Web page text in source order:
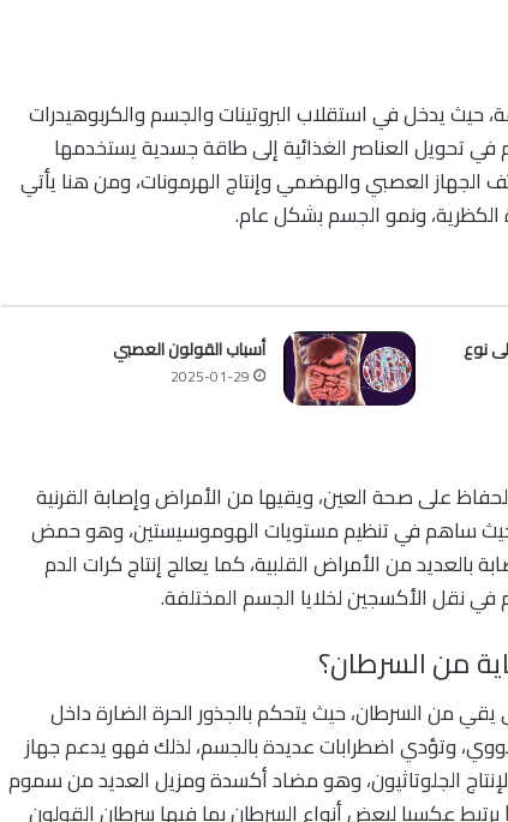
حيث يدخل في استقلاب البروتينات والجسم والكربوهيدرات
تحويل العناصر الغذائية إلى طاقة جسدية يستخدمها
الجهاز العصبي والهضمي وإنتاج الهرمونات، ومن هنا يأتي
الكظرية، ونمو الجسم بشكل عام.
نوع
أسباب القولون العصبي
2025-01-29
على صحة العين، ويقيها من الأمراض وإصابة القرنية
حيث ساهم في تنظيم مستويات الهوموسيستين، وهو حمض
بالعديد من الأمراض القلبية، كما يعالج إنتاج كرات الدم
نقل الأكسجين لخلايا الجسم المختلفة.
من السرطان، حيث يتحكم بالجذور الحرة الضارة داخل
وتؤدي اضطرابات عديدة بالجسم، لذلك فهو يدعم جهاز
الجلوتاثيون، وهو مضاد أكسدة ومزيل العديد من سموم
الكبد، كما وجد الدراسات المتناول فيتامين b2 يرتبط عكسيا لبعض أنواع السرطان بما فيها سرطان القولون